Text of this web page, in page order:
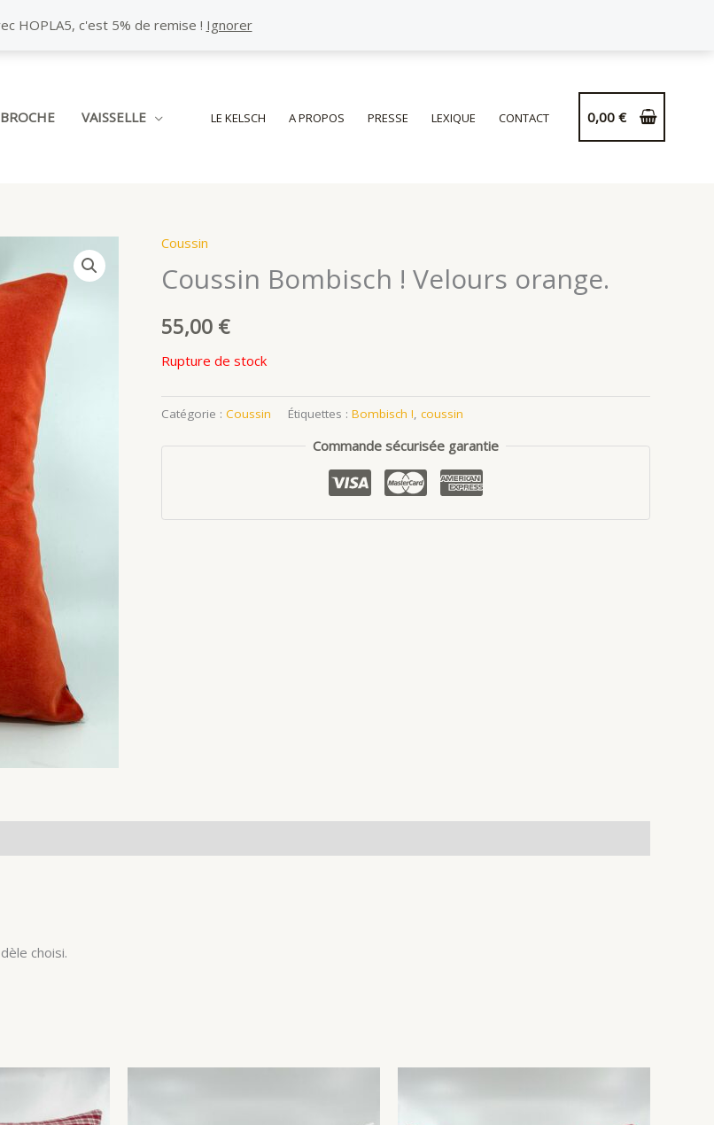
HOPLA5, c'est 5% de remise ! Ignorer
BROCHE VAISSELLE LE KELSCH A PROPOS PRESSE LEXIQUE CONTACT 0,00 €
Coussin
Coussin Bombisch ! Velours orange.
55,00 €
Rupture de stock
Catégorie : Coussin Étiquettes : Bombisch ! coussin
Commande sécurisée garantie
choisi.